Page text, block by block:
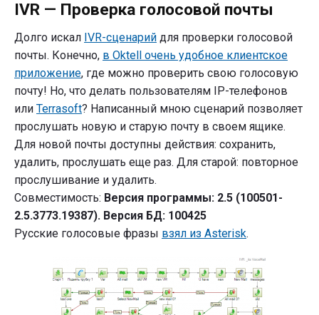
—
голосовой
IVR — Проверка голосовой почты
Долго искал IVR-сценарий для проверки голосовой
почты. Конечно, в Oktell очень удобное клиентское
приложение, где можно проверить свою голосовую
почту! Но, что делать пользователям IP-телефонов
или Terrasoft? Написанный мною сценарий позволяет
прослушать новую и старую почту в своем ящике.
Для новой почты доступны действия: сохранить,
удалить, прослушать еще раз. Для старой: повторное
прослушивание и удалить.
Совместимость: Версия программы: 2.5 (100501-
2.5.3773.19387). Версия БД: 100425
Русские голосовые фразы взял из Asterisk.